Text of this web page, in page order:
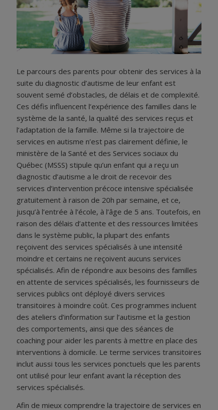
Le parcours des parents pour obtenir des services à la
suite du diagnostic d’autisme de leur enfant est
souvent semé d’obstacles, de délais et de complexité.
Ces défis influencent l’expérience des familles dans le
système de la santé, la qualité des services reçus et
l’adaptation de la famille. Même si la trajectoire de
services en autisme n’est pas clairement définie, le
ministère de la Santé et des Services sociaux du
Québec (MSSS) stipule qu’un enfant qui a reçu un
diagnostic d’autisme a le droit de recevoir des
services d’intervention précoce intensive spécialisée
gratuitement à raison de 20h par semaine, et ce,
jusqu’à l’entrée à l’école, à l’âge de 5 ans. Toutefois, en
raison des délais d’attente et des ressources limitées
dans le système public, la plupart des enfants
reçoivent des services spécialisés à une intensité
moindre et certains ne reçoivent aucuns services
spécialisés. Afin de répondre aux besoins des familles
en attente de services spécialisés, les fournisseurs de
services publics ont déployé divers services
transitoires à moindre coût. Ces programmes incluent
des ateliers d’information sur l’autisme et la gestion
des comportements, ainsi que des séances de
coaching pour aider les parents à mettre en place des
interventions à domicile. Le terme services transitoires
inclut aussi tous les services ponctuels que les parents
ont utilisé pour leur enfant avant la réception des
services spécialisés.
Afin de mieux comprendre la trajectoire de services en